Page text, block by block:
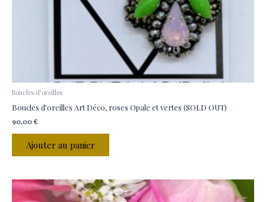
Boucles d'oreilles
Boucles d’oreilles Art Déco, roses Opale et vertes (SOLD OUT)
90,00 €
Ajouter au panier